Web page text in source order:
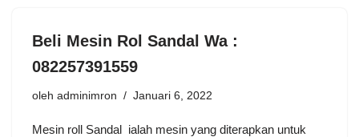
Beli Mesin Rol Sandal Wa :
082257391559
oleh adminimron Januari 6, 2022
Mesin roll Sandal ialah mesin yang diterapkan untuk